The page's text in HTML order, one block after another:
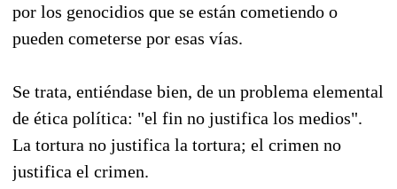
por los genocidios que se están cometiendo o
pueden cometerse por esas vías.
Se trata, entiéndase bien, de un problema elemental
de ética política: "el fin no justifica los medios".
La tortura no justifica la tortura; el crimen no
justifica el crimen.